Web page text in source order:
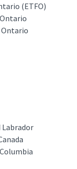
(ETFO)
Labrador